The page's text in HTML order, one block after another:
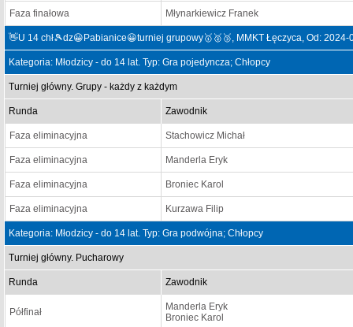
Faza finałowa Młynarkiewicz Franek
👋U 14 chł🎾dz😀Pabianice😀turniej grupowy🥇🥈🥉, MMKT Łęczyca, Od:
Kategoria: Młodzicy - do 14 lat. Typ: Gra pojedyncza; Chłopcy
Turniej główny. Grupy - każdy z każdym
Runda Zawodnik
Faza eliminacyjna Stachowicz Michał
Faza eliminacyjna Manderla Eryk
Faza eliminacyjna Broniec Karol
Faza eliminacyjna Kurzawa Filip
Kategoria: Młodzicy - do 14 lat. Typ: Gra podwójna; Chłopcy
Turniej główny. Pucharowy
Runda Zawodnik
Półfinał
Manderla Eryk
Broniec Karol